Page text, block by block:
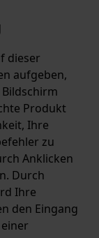
dieser
aufgeben,
Produkt
Ihre
zu
Anklicken
Durch
Ihre
den Eingang